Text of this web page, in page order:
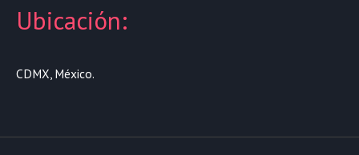
Ubicación:
CDMX, México.